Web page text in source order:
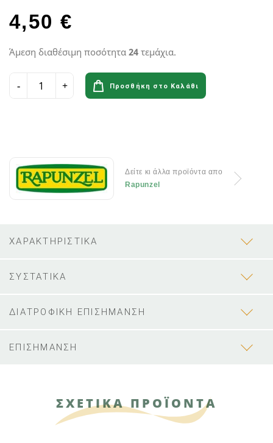
4,50 €
Άμεση διαθέσιμη ποσότητα 24 τεμάχια.
Προσθήκη στο Καλάθι
Δείτε κι άλλα προϊόντα απο
Rapunzel
ΧΑΡΑΚΤΗΡΙΣΤΙΚΑ
ΣΥΣΤΑΤΙΚΑ
ΔΙΑΤΡΟΦΙΚΗ ΕΠΙΣΗΜΑΝΣΗ
ΕΠΙΣΗΜΑΝΣΗ
ΣΧΕΤΙΚΑ ΠΡΟΪΟΝΤΑ